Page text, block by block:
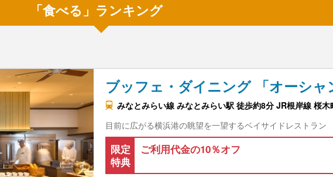
「食べる」ランキング
ブッフェ・ダイニング 「オーシャ
みなとみらい線 みなとみらい駅 徒歩約8分 JR根岸線 桜
目前に広がる横浜港の眺望を一望するベイサイドレストラン
限定
特典
ご利用代金の10％オフ